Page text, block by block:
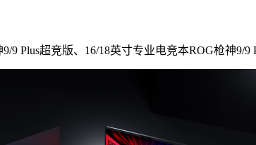
Plus超竞版、16/18英寸专业电竞本ROG枪神9/9